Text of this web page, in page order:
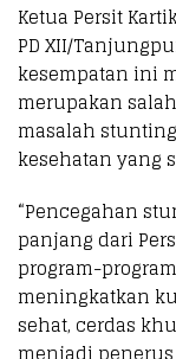
Ketua Persit
PD XII/
kesempatan ini
merupakan
masalah
kesehatan yang
“Pencegahan
panjang dari
program-
meningkatkan
sehat, cerdas